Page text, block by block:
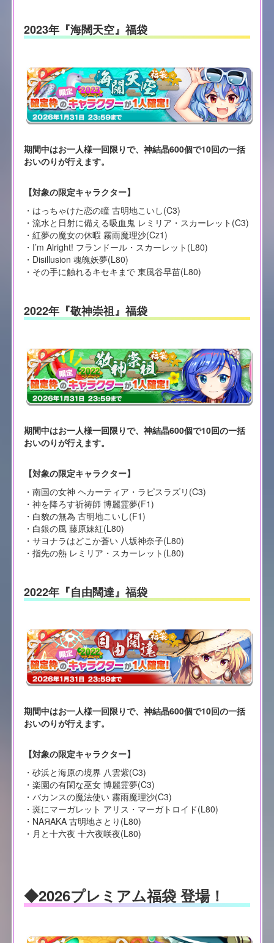
2023年『海闊天空』福袋
期間中はお一人様一回限りで、神結晶600個で10回の一括
おいのりが行えます。
【対象の限定キャラクター】
・はっちゃけた恋の瞳 古明地こいし(C3)
・流水と日射に備える吸血鬼 レミリア・スカーレット(C3)
・紅夢の魔女の休暇 霧雨魔理沙(Cz1)
・I’m Alright! フランドール・スカーレット(L80)
・Disillusion 魂魄妖夢(L80)
・その手に触れるキセキまで 東風谷早苗(L80)
2022年『敬神崇祖』福袋
期間中はお一人様一回限りで、神結晶600個で10回の一括
おいのりが行えます。
【対象の限定キャラクター】
・南国の女神 ヘカーティア・ラピスラズリ(C3)
・神を降ろす祈祷師 博麗霊夢(F1)
・白貌の無為 古明地こいし(F1)
・白銀の風 藤原妹紅(L80)
・サヨナラはどこか蒼い 八坂神奈子(L80)
・指先の熱 レミリア・スカーレット(L80)
2022年『自由闊達』福袋
期間中はお一人様一回限りで、神結晶600個で10回の一括
おいのりが行えます。
【対象の限定キャラクター】
・砂浜と海原の境界 八雲紫(C3)
・楽園の有閑な巫女 博麗霊夢(C3)
・バカンスの魔法使い 霧雨魔理沙(C3)
・斑にマーガレット アリス・マーガトロイド(L80)
・NAЯAKA 古明地さとり(L80)
・月と十六夜 十六夜咲夜(L80)
◆2026プレミアム福袋 登場！